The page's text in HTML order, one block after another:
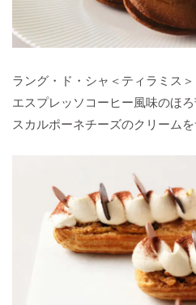
ラング・ド・シャ＜ティラミ
エスプレッソコーヒー風味のほ
スカルポーネチーズのクリームを